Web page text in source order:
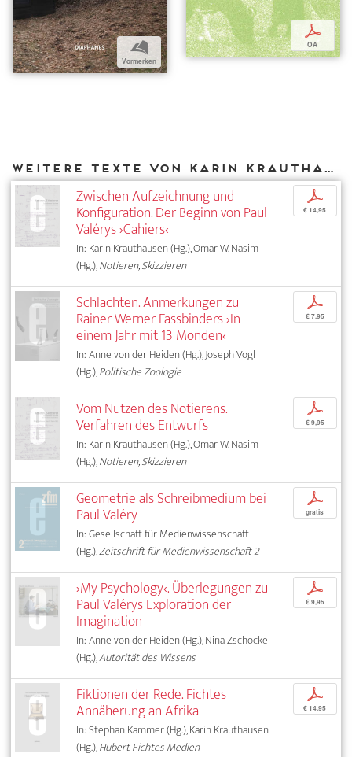
b
Vormerken
p
OA
Weitere Texte von Karin Krauthausen bei DIAPHANES
Zwischen Aufzeichnung und
Konfiguration. Der Beginn von Paul
Valérys ›Cahiers‹
In: Karin Krauthausen (Hg.), Omar W. Nasim
(Hg.),Notieren, Skizzieren
p
€ 14,95
Schlachten. Anmerkungen zu
Rainer Werner Fassbinders ›In
einem Jahr mit 13 Monden‹
In: Anne von der Heiden (Hg.), Joseph Vogl
(Hg.),Politische Zoologie
p
€ 7,95
Vom Nutzen des Notierens.
Verfahren des Entwurfs
In: Karin Krauthausen (Hg.), Omar W. Nasim
(Hg.),Notieren, Skizzieren
p
€ 9,95
Geometrie als Schreibmedium bei
Paul Valéry
In: Gesellschaft für Medienwissenschaft
(Hg.),Zeitschrift für Medienwissenschaft 2
p
gratis
›My Psychology‹. Überlegungen zu
Paul Valérys Exploration der
Imagination
In: Anne von der Heiden (Hg.), Nina Zschocke
(Hg.),Autorität des Wissens
p
€ 9,95
Fiktionen der Rede. Fichtes
Annäherung an Afrika
In: Stephan Kammer (Hg.), Karin Krauthausen
(Hg.),Hubert Fichtes Medien
p
€ 14,95